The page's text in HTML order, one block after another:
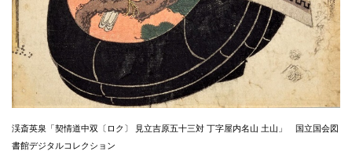
渓斎英泉「契情道中双〔ロク〕 見立吉原五十三対 丁字屋内名山 土山」 国立国会図
書館デジタルコレクション